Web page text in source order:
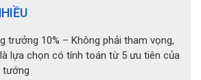
trưởng 10% – Không phải tham vọng,
lựa chọn có tính toán từ 5 ưu tiên của
tướng